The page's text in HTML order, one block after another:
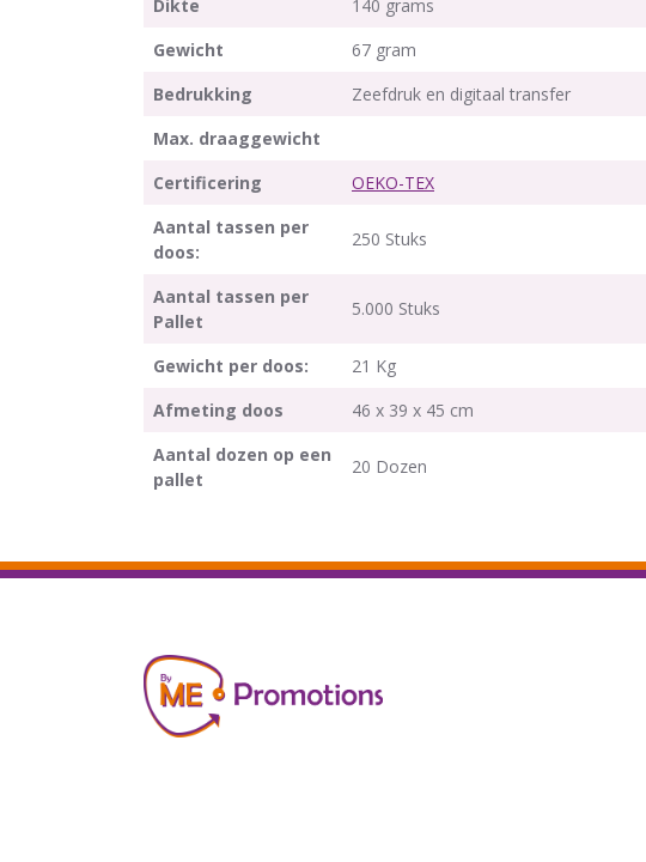
Dikte
140 grams
Gewicht
67 gram
Bedrukking
Zeefdruk en digitaal transfer
Max. draaggewicht
Certificering
OEKO-TEX
Aantal tassen per
doos:
250 Stuks
Aantal tassen per
Pallet
5.000 Stuks
Gewicht per doos:
21 Kg
Afmeting doos
46 x 39 x 45 cm
Aantal dozen op een
pallet
20 Dozen